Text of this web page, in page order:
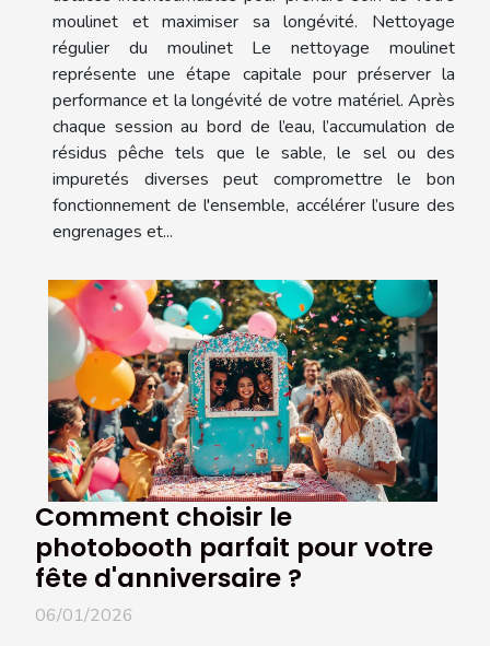
moulinet et maximiser sa longévité. Nettoyage
régulier du moulinet Le nettoyage moulinet
représente une étape capitale pour préserver la
performance et la longévité de votre matériel. Après
chaque session au bord de l’eau, l’accumulation de
résidus pêche tels que le sable, le sel ou des
impuretés diverses peut compromettre le bon
fonctionnement de l'ensemble, accélérer l’usure des
engrenages et...
Comment choisir le
photobooth parfait pour votre
fête d'anniversaire ?
06/01/2026